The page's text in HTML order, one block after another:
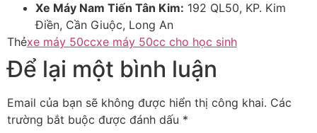
Xe Máy Nam Tiến Tân Kim: 192 QL50, KP. Kim
Điền, Cần Giuộc, Long An
Thẻxe máy 50ccxe máy 50cc cho học sinh
Để lại một bình luận
Email của bạn sẽ không được hiển thị công khai. Các
trường bắt buộc được đánh dấu *